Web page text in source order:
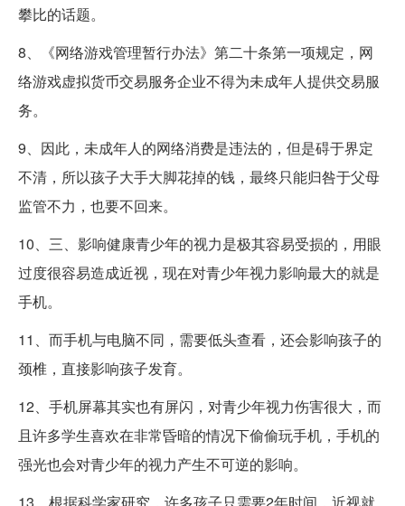
攀比的话题。
8、《网络游戏管理暂行办法》第二十条第一项规定，网
络游戏虚拟货币交易服务企业不得为未成年人提供交易服
务。
9、因此，未成年人的网络消费是违法的，但是碍于界定
不清，所以孩子大手大脚花掉的钱，最终只能归咎于父母
监管不力，也要不回来。
10、三、影响健康青少年的视力是极其容易受损的，用眼
过度很容易造成近视，现在对青少年视力影响最大的就是
手机。
11、而手机与电脑不同，需要低头查看，还会影响孩子的
颈椎，直接影响孩子发育。
12、手机屏幕其实也有屏闪，对青少年视力伤害很大，而
且许多学生喜欢在非常昏暗的情况下偷偷玩手机，手机的
强光也会对青少年的视力产生不可逆的影响。